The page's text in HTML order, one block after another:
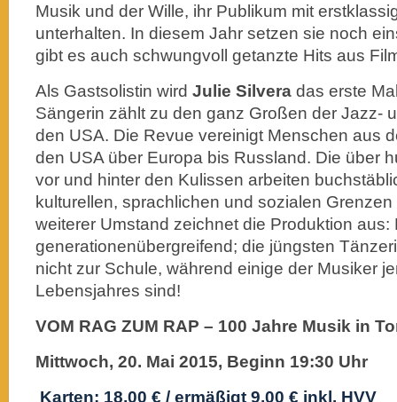
Musik und der Wille, ihr Publikum mit
unterhalten. In diesem Jahr setzen sie noch
gibt es auch schwungvoll getanzte Hits aus
Als Gastsolistin wird Julie Silvera das erste
Sängerin zählt zu den ganz Großen der Jazz-
den USA. Die Revue vereinigt Menschen aus
den USA über Europa bis Russland. Die über
vor und hinter den Kulissen arbeiten
kulturellen, sprachlichen und sozialen
weiterer Umstand zeichnet die Produktion aus:
generationenübergreifend; die jüngsten
nicht zur Schule, während einige der Musiker
Lebensjahres sind!
VOM RAG ZUM RAP – 100 Jahre Musik in
Mittwoch, 20. Mai 2015, Beginn 19:30 Uhr
Karten: 18,00 € / ermäßigt 9,00 € inkl. HVV